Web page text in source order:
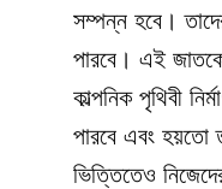
সম্পন্ন হবে।
পারবে। এই
কাল্পনিক পৃথিবী
পারবে এবং হয়তো
ভিত্তিতেও